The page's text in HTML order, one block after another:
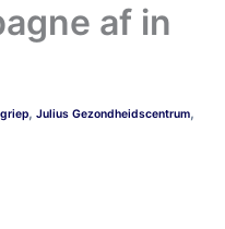
af in
griep, Julius Gezondheidscentrum,